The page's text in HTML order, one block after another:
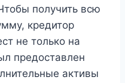
получить всю
кредитор
не только на
предоставлен
активы